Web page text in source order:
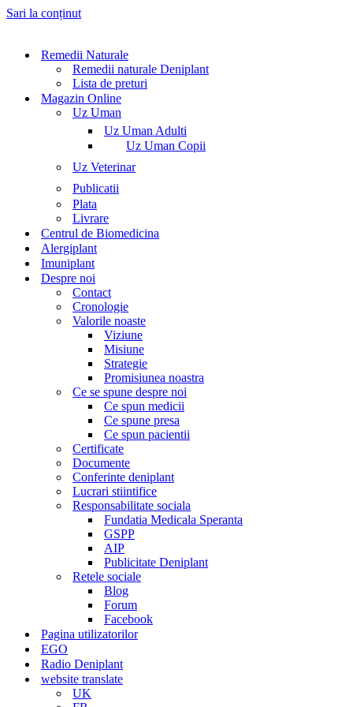
Sari la conținut
Remedii Naturale
Remedii naturale Deniplant
Lista de preturi
Magazin Online
Uz Uman
Uz Uman Adulti
Uz Uman Copii
Uz Veterinar
Publicatii
Plata
Livrare
Centrul de Biomedicina
Alergiplant
Imuniplant
Despre noi
Contact
Cronologie
Valorile noaste
Viziune
Misiune
Strategie
Promisiunea noastra
Ce se spune despre noi
Ce spun medicii
Ce spune presa
Ce spun pacientii
Certificate
Documente
Conferinte deniplant
Lucrari stiintifice
Responsabilitate sociala
Fundatia Medicala Speranta
GSPP
AIP
Publicitate Deniplant
Retele sociale
Blog
Forum
Facebook
Pagina utilizatorilor
EGO
Radio Deniplant
website translate
UK